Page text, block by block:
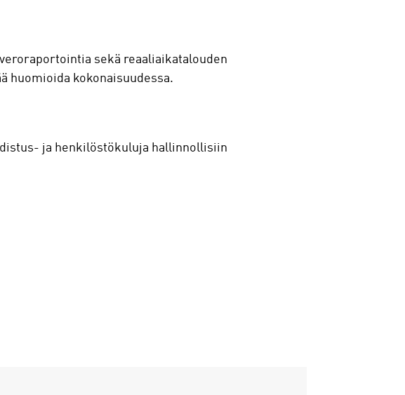
sekä reaaliaikatalouden
huomioida kokonaisuudessa.
ja henkilöstökuluja hallinnollisiin